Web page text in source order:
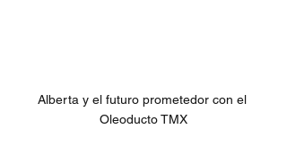
Alberta y el futuro prometedor con el
Oleoducto TMX